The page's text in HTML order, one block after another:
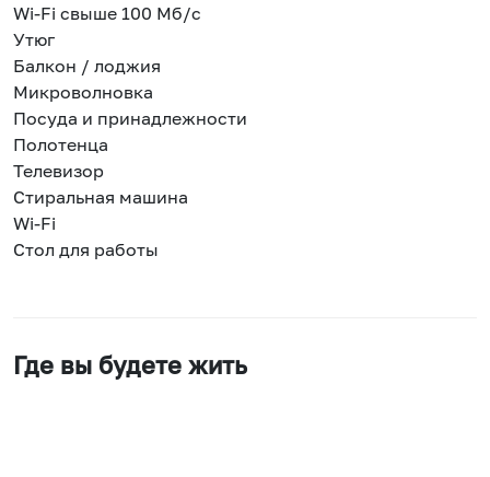
Wi-Fi свыше 100 Мб/с
Утюг
Балкон / лоджия
Микроволновка
Посуда и принадлежности
Полотенца
Телевизор
Стиральная машина
Wi-Fi
Стол для работы
Где вы будете жить